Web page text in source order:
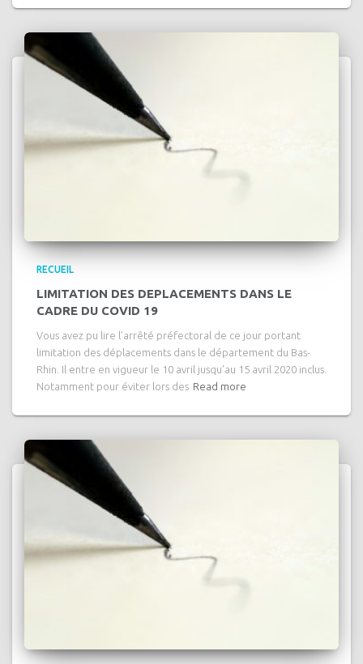
RECUEIL
LIMITATION DES DEPLACEMENTS DANS LE
CADRE DU COVID 19
Vous avez pu lire l’arrêté préfectoral de ce jour portant
limitation des déplacements dans le département du Bas-
Rhin. Il entre en vigueur le 10 avril jusqu’au 15 avril 2020 inclus.
Notamment pour éviter lors des Read more